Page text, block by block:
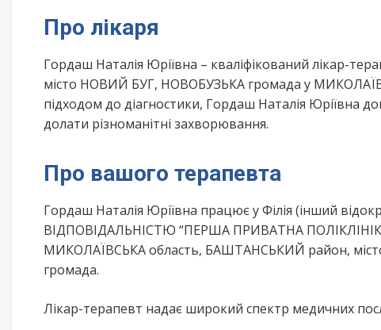
Про лікаря
Гордаш Наталія Юріївна – кваліфікований лікар-
місто НОВИЙ БУГ, НОВОБУЗЬКА громада у
підходом до діагностики, Гордаш Наталія Юріївна
долати різноманітні захворювання.
Про вашого терапевта
Гордаш Наталія Юріївна працює у Філія (інший
ВІДПОВІДАЛЬНІСТЮ “ПЕРША ПРИВАТНА
МИКОЛАЇВСЬКА область, БАШТАНСЬКИЙ район,
громада.
Лікар-терапевт надає широкий спектр медичних